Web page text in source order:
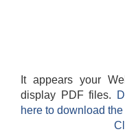
It appears your
display PDF files.
here to download